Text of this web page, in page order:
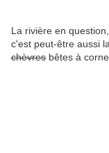
La rivière en
c'est peut-être aussi
chèvres bêtes à